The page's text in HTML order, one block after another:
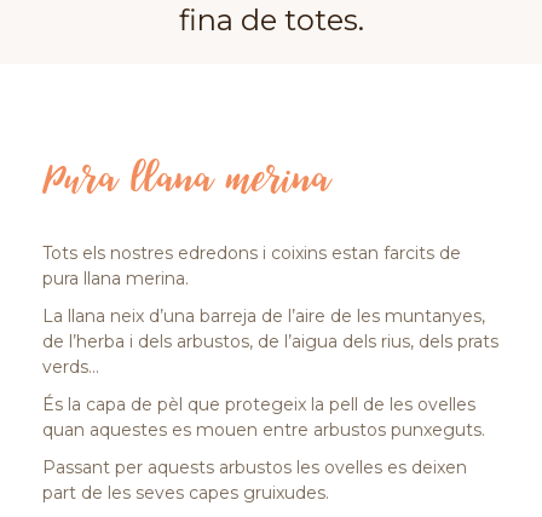
fina de totes.
Pura llana merina
Tots els nostres edredons i coixins estan farcits de
pura llana merina.
La llana neix d’una barreja de l’aire de les muntanyes,
de l’herba i dels arbustos, de l’aigua dels rius, dels prats
verds…
És la capa de pèl que protegeix la pell de les ovelles
quan aquestes es mouen entre arbustos punxeguts.
Passant per aquests arbustos les ovelles es deixen
part de les seves capes gruixudes.